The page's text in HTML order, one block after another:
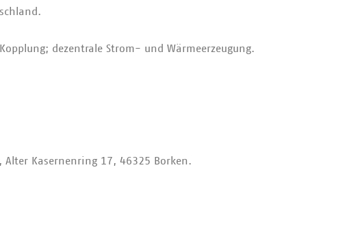
dezentrale Strom- und Wärmeerzeugung.
Alter Kasernenring 17, 46325 Borken.